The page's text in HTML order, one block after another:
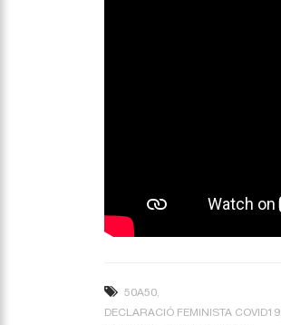
50A50
DECLARACIÓ FEMINISTA COVID19